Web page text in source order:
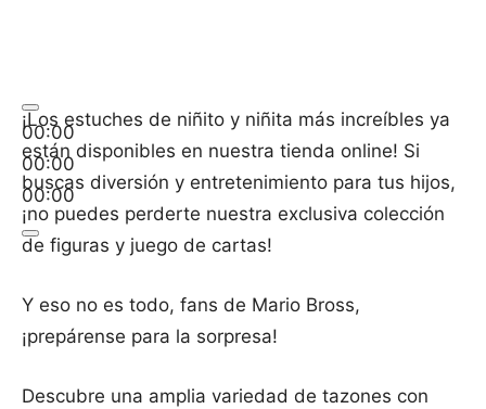
00:00
00:00
00:00
¡Los estuches de niñito y niñita más increíbles ya
están disponibles en nuestra tienda online! Si
buscas diversión y entretenimiento para tus hijos,
¡no puedes perderte nuestra exclusiva colección
de figuras y juego de cartas!
Y eso no es todo, fans de Mario Bross,
¡prepárense para la sorpresa!
Descubre una amplia variedad de tazones con